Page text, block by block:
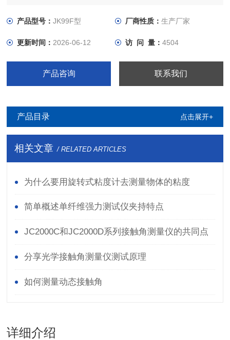
产品型号：JK99F型 厂商性质： 生产厂家
更新时间： 2026-06-12 访 问 量： 4504
产品咨询 联系我们
产品目录 点击展开+
相关文章 / RELATED ARTICLES
为什么要用旋转式粘度计去测量物体的粘度
简单概述单纤维强力测试仪夹持特点
JC2000C和JC2000D系列接触角测量仪的共同点
和区别
分享光学接触角测量仪测试原理
如何测量动态接触角
详细介绍